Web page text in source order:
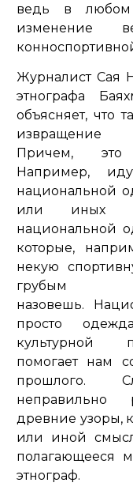
ведь в любом
изменение
Журналист Сая
этнографа
объясняет, что
извращение
Причем, это
Например,
национальной
или иных
национальной
которые,
некую
грубым
назовешь.
просто
культурной
помогает нам
прошлого.
неправильно
древние узоры,
или иной
полагающееся
этнограф.